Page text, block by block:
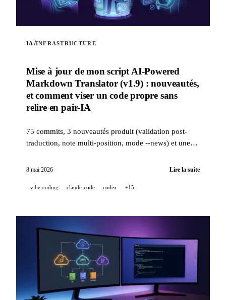
IA /INFRASTRUCTURE
Mise à jour de mon script AI-Powered
Markdown Translator (v1.9) : nouveautés,
et comment viser un code propre sans
relire en pair-IA
75 commits, 3 nouveautés produit (validation post-
traduction, note multi-position, mode --news) et une
PR assistée IA) pour viser un code propre quand un
8 mai 2026 Lire la suite
vibe-coding claude-code codex +15